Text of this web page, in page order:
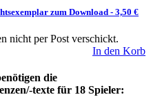
zum Download- 3,50 €
nicht per Post verschickt.
In den Korb
die
texte für 18 Spieler: